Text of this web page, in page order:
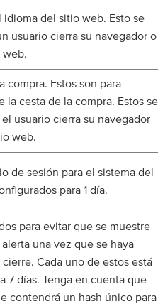
idioma del sitio web. Esto se
usuario cierra su navegador o
web.
compra. Estos son para
la cesta de la compra. Estos se
usuario cierra su navegador
web.
de sesión para el sistema del
para 1 día.
para evitar que se muestre
una vez que se haya
Cada uno de estos está
7 días. Tenga en cuenta que
contendrá un hash único para